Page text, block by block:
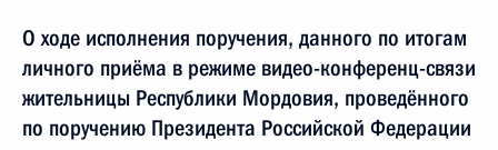
О ходе исполнения поручения, данного по итогам
личного приёма в режиме видео-конференц-связи
жительницы Республики Мордовия, проведённого
по поручению Президента Российской Федерации